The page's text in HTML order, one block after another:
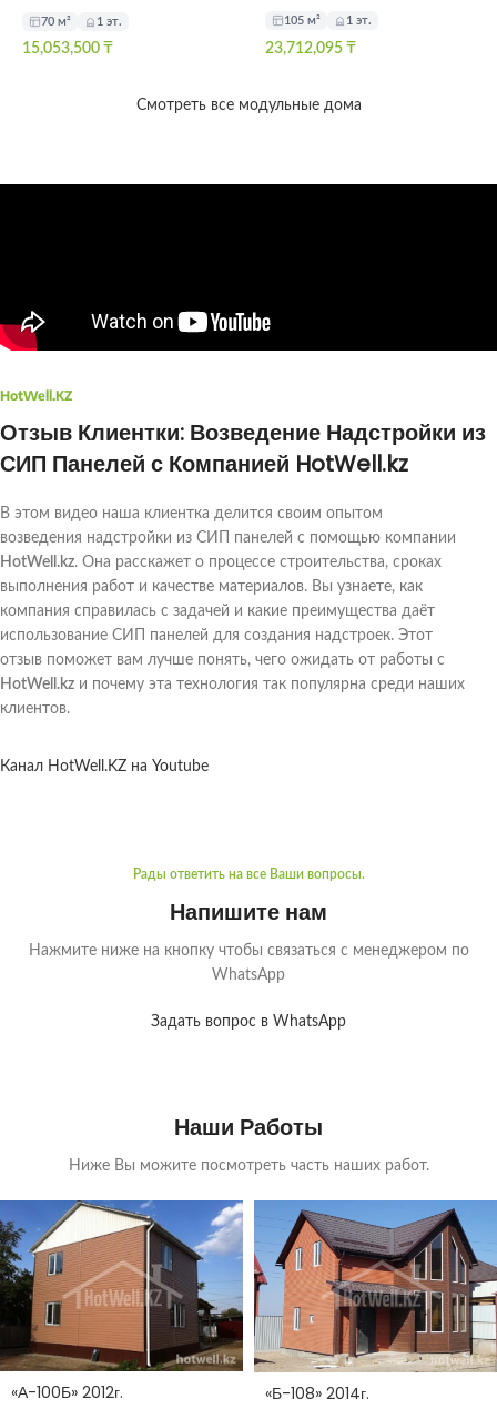
70 м² 1 эт.
15,053,500 ₸
105 м² 1 эт.
23,712,095 ₸
Смотреть все модульные дома
HotWell.KZ
Отзыв Клиентки: Возведение Надстройки из
СИП Панелей с Компанией HotWell.kz
В этом видео наша клиентка делится своим опытом
возведения надстройки из СИП панелей с помощью компании
HotWell.kz. Она расскажет о процессе строительства, сроках
выполнения работ и качестве материалов. Вы узнаете, как
компания справилась с задачей и какие преимущества даёт
использование СИП панелей для создания надстроек. Этот
отзыв поможет вам лучше понять, чего ожидать от работы с
HotWell.kz и почему эта технология так популярна среди наших
клиентов.
Канал HotWell.KZ на Youtube
Рады ответить на все Ваши вопросы.
Напишите нам
Нажмите ниже на кнопку чтобы связаться с менеджером по
WhatsApp
Задать вопрос в WhatsApp
Наши Работы
Ниже Вы можите посмотреть часть наших работ.
«А-100Б» 2012г. «Б-108» 2014г.